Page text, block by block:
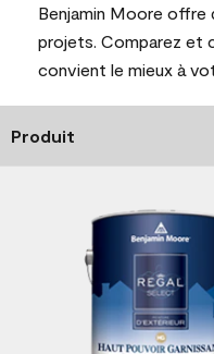
Benjamin Moore
projets. Comparez et
convient le mieux à
Produit